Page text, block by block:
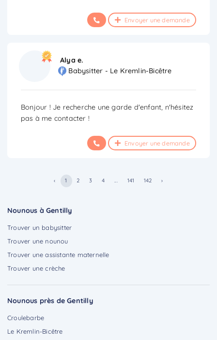
Nounous à Gentilly
Trouver un babysitter
Trouver une nounou
Trouver une assistante maternelle
Trouver une crèche
Nounous près de Gentilly
Croulebarbe
Le Kremlin-Bicêtre
Envoyer une demande
Alya e.
Babysitter - Le Kremlin-Bicêtre
Bonjour ! Je recherche une garde d'enfant, n'hésitez
pas à me contacter !
Envoyer une demande
‹ 1 2 3 4 ... 141 142 ›